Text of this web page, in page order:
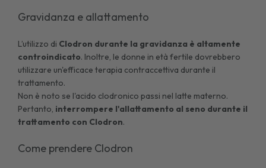
Gravidanza e allattamento
L’utilizzo di Clodron durante la gravidanza è altamente
controindicato. Inoltre, le donne in età fertile dovrebbero
utilizzare un'efficace terapia contraccettiva durante il
trattamento.
Non è noto se l'acido clodronico passi nel latte materno.
Pertanto, interrompere l'allattamento al seno durante il
trattamento con Clodron.
Come prendere Clodron